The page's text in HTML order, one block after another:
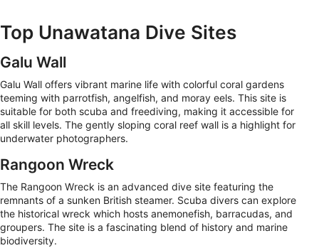
Top Unawatana Dive Sites
Galu Wall
Galu Wall offers vibrant marine life with colorful coral gardens
teeming with parrotfish, angelfish, and moray eels. This site is
suitable for both scuba and freediving, making it accessible for
all skill levels. The gently sloping coral reef wall is a highlight for
underwater photographers.
Rangoon Wreck
The Rangoon Wreck is an advanced dive site featuring the
remnants of a sunken British steamer. Scuba divers can explore
the historical wreck which hosts anemonefish, barracudas, and
groupers. The site is a fascinating blend of history and marine
biodiversity.